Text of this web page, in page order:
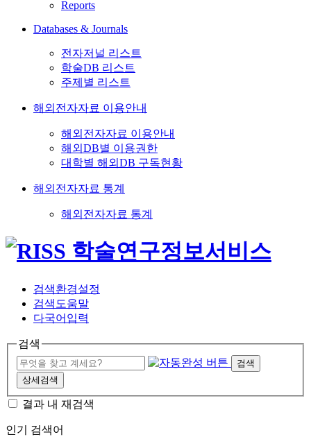
Reports
Databases & Journals
전자저널 리스트
학술DB 리스트
주제별 리스트
해외전자자료 이용안내
해외전자자료 이용안내
해외DB별 이용권한
대학별 해외DB 구독현황
해외전자자료 통계
해외전자자료 통계
검색환경설정
검색도움말
다국어입력
검색
검색
상세검색
결과 내 재검색
인기 검색어